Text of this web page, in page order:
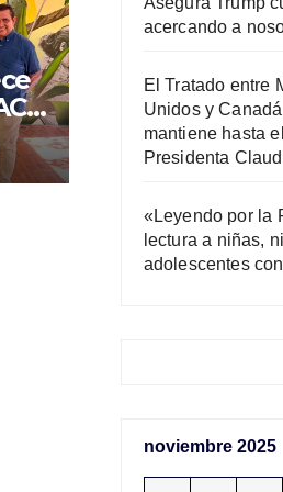
acercando a
El Tratado entre
Unidos y
mantiene hasta
Presidenta
«Leyendo por la
lectura a niñas,
adolescentes
noviembre 2025